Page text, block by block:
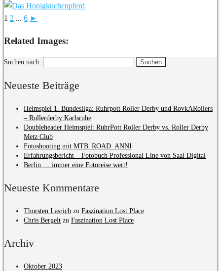
1 2 ... 6 ►
Related Images:
Suchen nach:
Neueste Beiträge
Heimspiel 1. Bundesliga: Ruhrpott Roller Derby und RovkARollers
– Rollerderby Karlsruhe
Doubleheader Heimspiel: RuhrPott Roller Derby vs. Roller Derby
Metz Club
Fotoshooting mit MTB_ROAD_ANNI
Erfahrungsbericht – Fotobuch Professional Line von Saal Digital
Berlin … immer eine Fotoreise wert!
Neueste Kommentare
Thorsten Lasrich zu Faszination Lost Place
Chris Bergelt zu Faszination Lost Place
Archiv
Oktober 2023